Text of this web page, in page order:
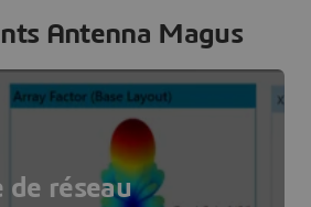
Antenna Magus
de réseau